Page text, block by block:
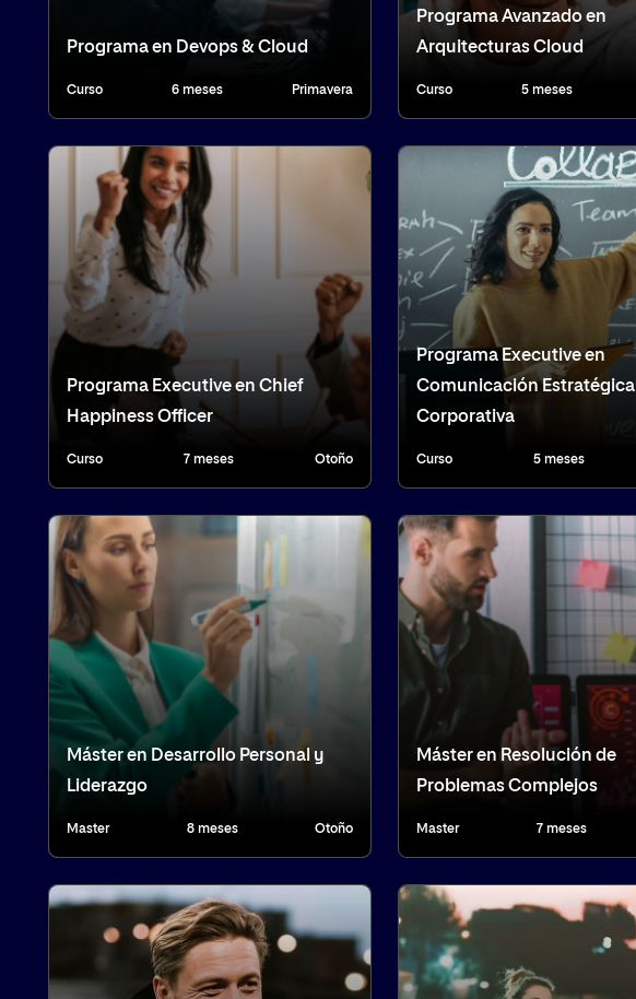
Programa en Devops & Cloud
Curso 6 meses Primavera
Programa Avanzado en
Arquitecturas Cloud
Curso 5 meses
Programa Executive en Chief
Happiness Officer
Curso 7 meses Otoño
Programa Executive en
Comunicación Estratégica
Corporativa
Curso 5 meses
Máster en Desarrollo Personal y
Liderazgo
Master 8 meses Otoño
Máster en Resolución de
Problemas Complejos
Master 7 meses